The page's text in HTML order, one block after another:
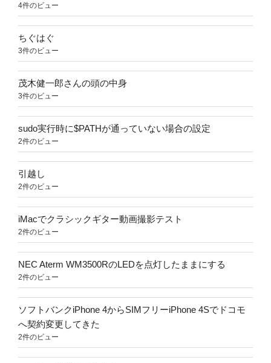
4件のビュー
ちぐはぐ
3件のビュー
茂木健一郎さんの頭の中身
3件のビュー
sudo実行時に$PATHが通っていない場合の設定
2件のビュー
引越し
2件のビュー
iMacでクラシックギター動画撮影テスト
2件のビュー
NEC Aterm WM3500RのLEDを点灯したままにする
2件のビュー
ソフトバンクiPhone 4からSIMフリーiPhone 4Sでドコモ
へ契約変更してきた
2件のビュー